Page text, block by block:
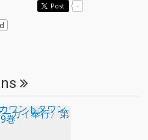
Post -